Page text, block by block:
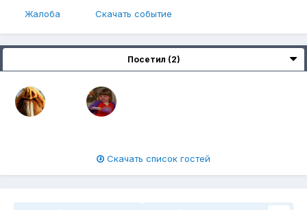
Жалоба Скачать событие
Посетил (2)
Скачать список гостей